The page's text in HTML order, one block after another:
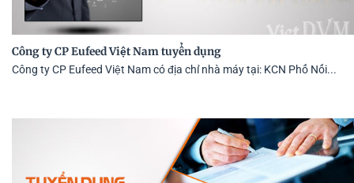
Công ty CP Eufeed Việt Nam tuyển dụng
Công ty CP Eufeed Việt Nam có địa chỉ nhà máy tại: KCN Phố Nối...